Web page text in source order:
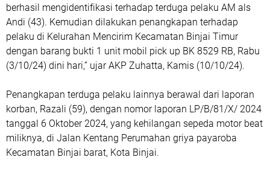
berhasil mengidentifikasi terhadap terduga pelaku AM als
Andi (43). Kemudian dilakukan penangkapan terhadap
pelaku di Kelurahan Mencirim Kecamatan Binjai Timur
dengan barang bukti 1 unit mobil pick up BK 8529 RB, Rabu
(3/10/24) dini hari,” ujar AKP Zuhatta, Kamis (10/10/24).
Penangkapan terduga pelaku lainnya berawal dari laporan
korban, Razali (59), dengan nomor laporan LP/B/81/X/ 2024
tanggal 6 Oktober 2024, yang kehilangan sepeda motor beat
miliknya, di Jalan Kentang Perumahan griya payaroba
Kecamatan Binjai barat, Kota Binjai.